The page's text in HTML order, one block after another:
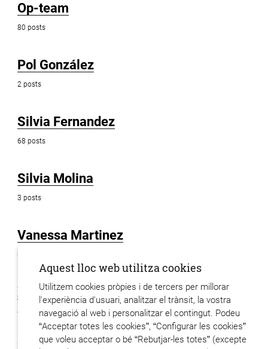
Op-team
80 posts
Pol González
2 posts
Silvia Fernandez
68 posts
Silvia Molina
3 posts
Vanessa Martinez
6 posts
Xavier Hervas
48 posts
Aquest lloc web utilitza cookies
Utilitzem cookies pròpies i de tercers per millorar
l'experiència d'usuari, analitzar el trànsit, la vostra
navegació al web i personalitzar el contingut. Podeu
“Acceptar totes les cookies”, “Configurar les cookies”
que voleu acceptar o bé “Rebutjar-les totes” (excepte